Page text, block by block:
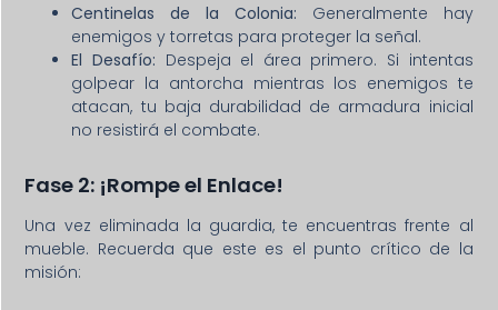
Centinelas de la Colonia: Generalmente hay
enemigos y torretas para proteger la señal.
El Desafío: Despeja el área primero. Si intentas
golpear la antorcha mientras los enemigos te
atacan, tu baja durabilidad de armadura inicial
no resistirá el combate.
Fase 2: ¡Rompe el Enlace!
Una vez eliminada la guardia, te encuentras frente al
mueble. Recuerda que este es el punto crítico de la
misión: